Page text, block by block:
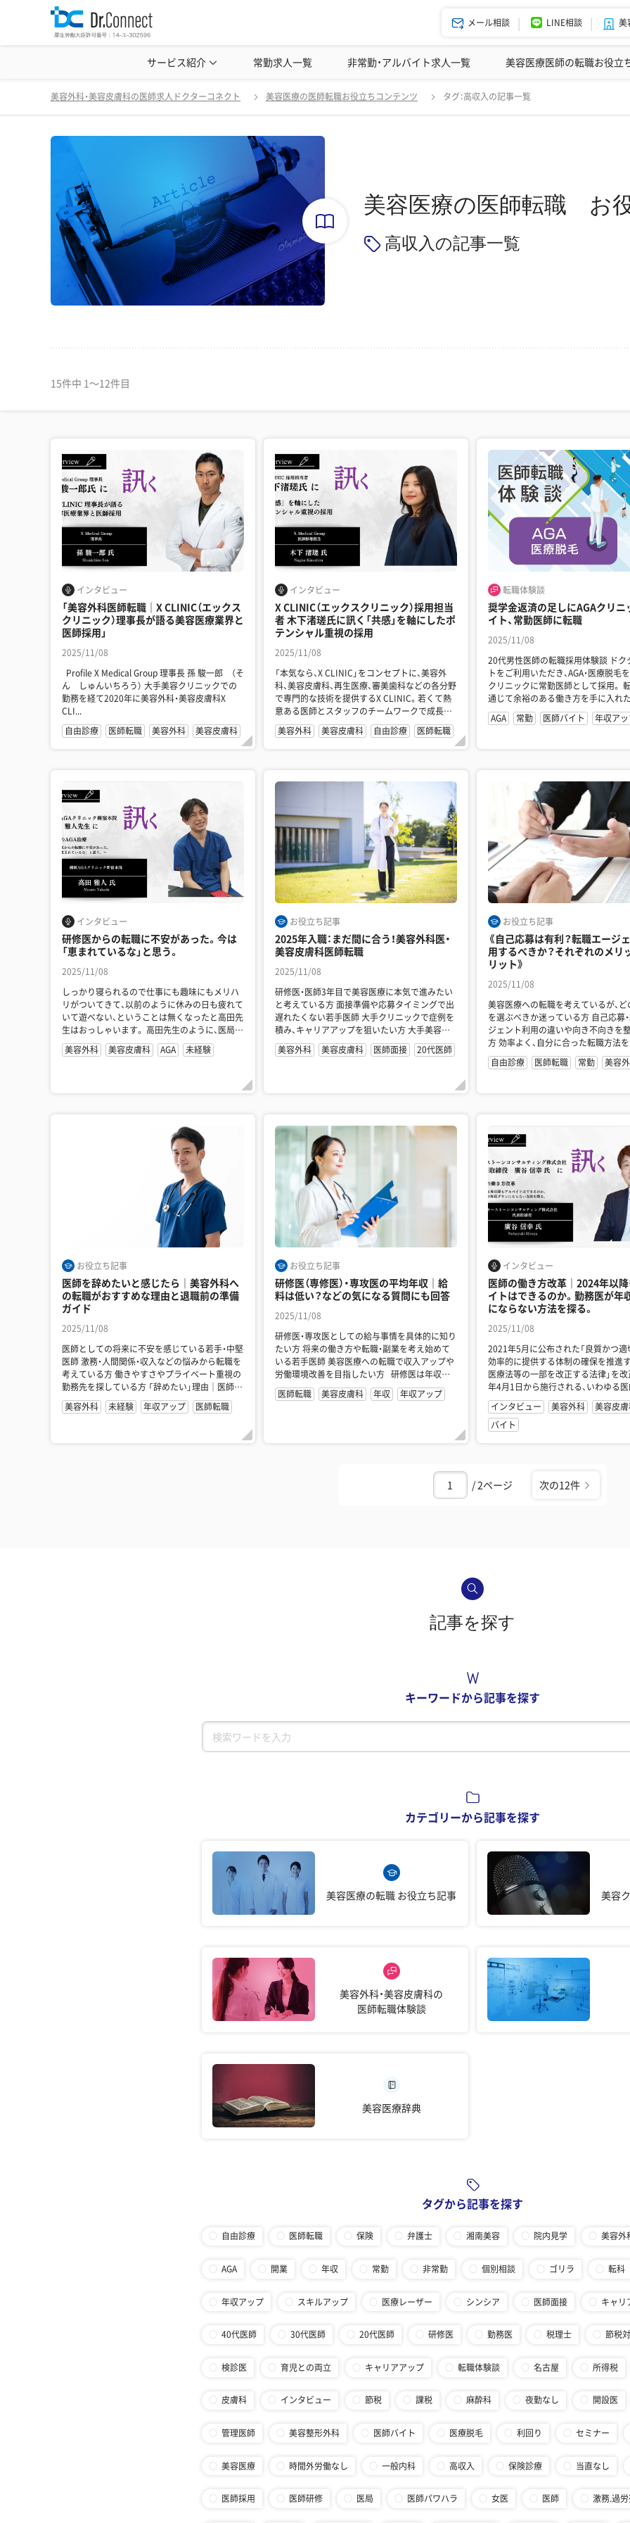
メール相談 LINE相談 美
サービス紹介 ドクターコネクトの強み エージェント紹介
常勤求人一覧 非常勤・アルバイト求人一覧 美容医療医師の転職お役立
美容クリニック見学・研修情報 美容外科・美容皮膚科の医師転職体験談 美容クリニックインタビュー
美容外科・美容皮膚科の医師求人ドクターコネクト 美容医療の医師転職お役立ちコンテンツ タグ：高収入の記事一覧
美容医療の医師転職 お
高収入の記事一覧
15件中 1〜12件目
インタビュー
「美容外科医師転職｜X CLINIC（エックス
クリニック）理事長が語る美容医療業界と
医師採用」
2025/11/08
ん しゅんいちろう） 大手美容クリニックでの
勤務を経て2020年に美容外科・美容皮膚科X
CLI...
自由診療
医師転職 美容外科 美容皮膚科
インタビュー
X CLINIC（エックスクリニック）採用担当
者 木下渚瑳氏に訊く「共感」を軸にしたポ
テンシャル重視の採用
2025/11/08
「本気なら、X CLINIC」をコンセプトに、美容外
科、美容皮膚科、再生医療、審美歯科などの各分野
で専門的な技術を提供するX CLINIC。若くて熱
意ある医師とスタッフのチームワークで成長が
めざましい...
美容外科 美容皮膚科 自由診療 医師転職
転職体験談
奨学金返済の足しにAGAクリニ
イト、常勤医師に転職
2025/11/08
20代男性医師の転職採用体験談 ドクターコネク
トをご利用いただき、AGA・医療脱毛
クリニックに常勤医師として採用。
通じて余裕のある働き方を手に入れ
医師の転職体験談で...
AGA 常勤 医師バイト 年収ア
インタビュー
研修医からの転職に不安があった。今は
「恵まれているな」と思う。
2025/11/08
しっかり寝られるので仕事にも趣味にもメリハ
リがついてきて、以前のように休みの日も疲れて
いて遊べない、ということは無くなったと高田先
生はおっしゃいます。 高田先生のように、医局か
ら離れて自由診療で腕を磨...
美容外科 美容皮膚科 AGA 未経験
お役立ち記事
2025年入職：まだ間に合う！美容外科医・
美容皮膚科医師転職
2025/11/08
研修医・医師3年目で美容医療に本気で進みたい
と考えている方 面接準備や応募タイミングで出
遅れたくない若手医師 大手クリニックで症例を
積み、キャリアアップを狙いたい方 大手美容外
科クリニ...
美容外科 美容皮膚科 医師面接 20代医師
お役立ち記事
《自己応募は有利？転職エージ
用するべきか？それぞれのメリ
リット》
2025/11/08
美容医療への転職を考えているが、
を選ぶべきか迷っている方 自己応募・紹介・エー
ジェント利用の違いや向き不向きを
方 効率よく、自分に合った転職方法を見つけた
い若手〜中堅医...
自由診療 医師転職 常勤 美容
お役立ち記事
医師を辞めたいと感じたら｜美容外科へ
の転職がおすすめな理由と退職前の準備
ガイド
2025/11/08
医師としての将来に不安を感じている若手・中堅
医師 激務・人間関係・収入などの悩みから転職を
考えている方 働きやすさやプライベート重視の
勤務先を探している方 「辞めたい」理由｜医師の
退職...
美容外科 未経験 年収アップ 医師転職
お役立ち記事
研修医（専修医）・専攻医の平均年収｜給
料は低い？などの気になる質問にも回答
2025/11/08
研修医・専攻医としての給与事情を具体的に知り
たい方 将来の働き方や転職・副業を考え始めて
いる若手医師 美容医療への転職で収入アップや
労働環境改善を目指したい方 研修医は年収が
低く...
医師転職 美容皮膚科 年収 年収アップ
インタビュー
医師の働き方改革｜2024年以
イトはできるのか。勤務医が年
にならない方法を探る。
2025/11/08
2021年5月に公布された「良質かつ
効率的に提供する体制の確保を推進
医療法等の一部を改正する法律」を
年4月1日から施行される、いわゆる
方改革。医師の長時間...
インタビュー 美容外科
美容皮
バイト
/ 2ページ 次の12件
記事を探す
キーワードから記事を探す
カテゴリーから記事を探す
美容医療の転職 お役立ち記事 美容
美容外科・美容皮膚科の
医師転職体験談
美容医療辞典
タグから記事を探す
自由診療 医師転職 保険 弁護士 湘南美容 院内見学 美容外
AGA 開業 年収 常勤 非常勤 個別相談 ゴリラ 転科
年収アップ スキルアップ 医療レーザー シンシア 医師面接 キャリ
40代医師 30代医師 20代医師 研修医 勤務医 税理士 節税
検診医 育児との両立 キャリアアップ 転職体験談 名古屋 所得税
皮膚科 インタビュー 節税 課税 麻酔科 夜勤なし 開設医
管理医師 美容整形外科 医師バイト 医療脱毛 利回り セミナー
美容医療 時間外労働なし 一般内科 高収入 保険診療 当直なし
医師採用 医師研修 医局 医師パワハラ 女医 医師 激務.過